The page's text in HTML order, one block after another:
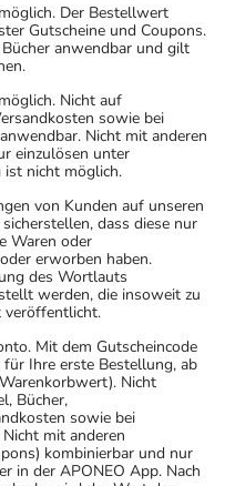
Der Bestellwert
Gutscheine und Coupons.
anwendbar und gilt
Nicht auf
sowie bei
Nicht mit anderen
einzulösen unter
ist nicht möglich.
von Kunden auf unseren
dass diese nur
Waren oder
erworben haben.
des Wortlauts
werden, die insoweit zu
veröffentlicht.
Mit dem Gutscheincode
Ihre erste Bestellung, ab
Nicht
Bücher,
sowie bei
mit anderen
kombinierbar und nur
in der APONEO App. Nach